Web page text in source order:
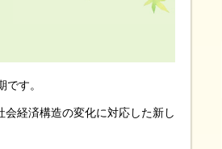
す。
経済構造の変化に対応した新し